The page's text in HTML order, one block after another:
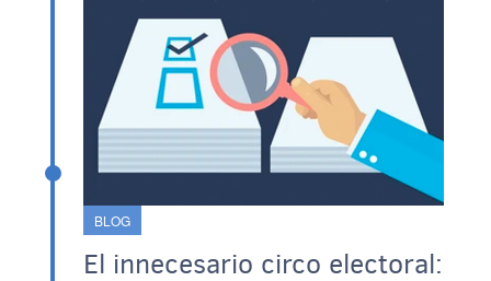
BLOG
El innecesario circo electoral: